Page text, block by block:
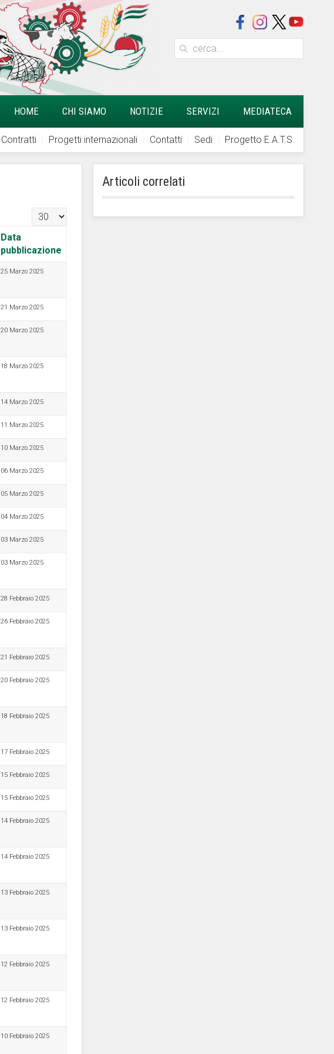
HOME CHI SIAMO NOTIZIE SERVIZI MEDIATECA
Contratti Progetti internazionali Contatti Sedi Progetto E.A.T.S.
Visualizza n.
Data
pubblicazione
25 Marzo 2025
21 Marzo 2025
20 Marzo 2025
18 Marzo 2025
14 Marzo 2025
11 Marzo 2025
10 Marzo 2025
06 Marzo 2025
05 Marzo 2025
04 Marzo 2025
03 Marzo 2025
03 Marzo 2025
28 Febbraio 2025
26 Febbraio 2025
21 Febbraio 2025
20 Febbraio 2025
18 Febbraio 2025
17 Febbraio 2025
15 Febbraio 2025
15 Febbraio 2025
14 Febbraio 2025
14 Febbraio 2025
13 Febbraio 2025
13 Febbraio 2025
12 Febbraio 2025
12 Febbraio 2025
10 Febbraio 2025
Articoli correlati